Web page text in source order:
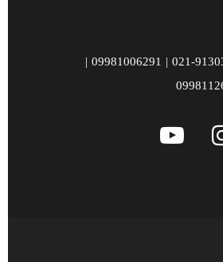
021-91303730 | 09981006291 |